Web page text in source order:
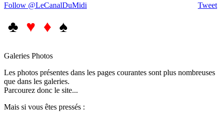
Tweet
Follow @LeCanalDuMidi
♣ ♥ ♦ ♠
Galeries Photos
Les photos présentes dans les pages courantes sont plus nombreuses
que dans les galeries.
Parcourez donc le site...
Mais si vous êtes pressés :